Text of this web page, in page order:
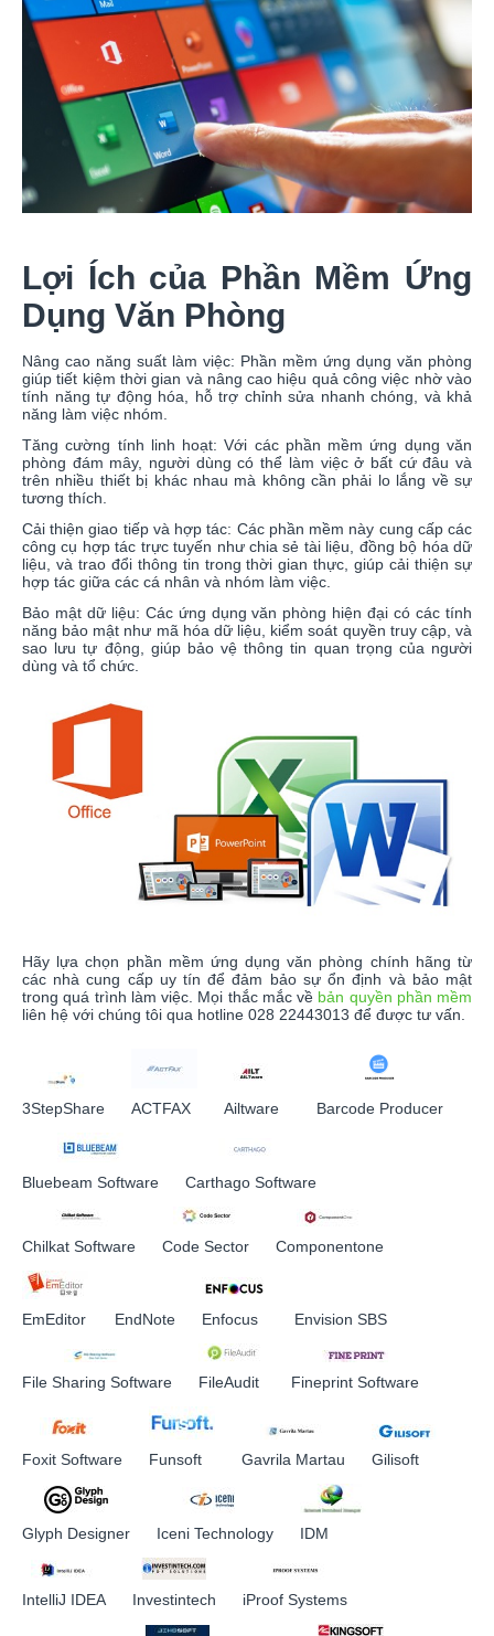
Lợi Ích của Phần Mềm Ứng
Dụng Văn Phòng
Nâng cao năng suất làm việc: Phần mềm ứng dụng văn phòng
giúp tiết kiệm thời gian và nâng cao hiệu quả công việc nhờ vào
tính năng tự động hóa, hỗ trợ chỉnh sửa nhanh chóng, và khả
năng làm việc nhóm.
Tăng cường tính linh hoạt: Với các phần mềm ứng dụng văn
phòng đám mây, người dùng có thể làm việc ở bất cứ đâu và
trên nhiều thiết bị khác nhau mà không cần phải lo lắng về sự
tương thích.
Cải thiện giao tiếp và hợp tác: Các phần mềm này cung cấp các
công cụ hợp tác trực tuyến như chia sẻ tài liệu, đồng bộ hóa dữ
liệu, và trao đổi thông tin trong thời gian thực, giúp cải thiện sự
hợp tác giữa các cá nhân và nhóm làm việc.
Bảo mật dữ liệu: Các ứng dụng văn phòng hiện đại có các tính
năng bảo mật như mã hóa dữ liệu, kiểm soát quyền truy cập, và
sao lưu tự động, giúp bảo vệ thông tin quan trọng của người
dùng và tổ chức.
Hãy lựa chọn phần mềm ứng dụng văn phòng chính hãng từ
các nhà cung cấp uy tín để đảm bảo sự ổn định và bảo mật
trong quá trình làm việc. Mọi thắc mắc về bản quyền phần mềm
liên hệ với chúng tôi qua hotline 028 22443013 để được tư vấn.
3StepShare ACTFAX Ailtware Barcode Producer
Bluebeam Software Carthago Software
Chilkat Software Code Sector Componentone
EmEditor EndNote Enfocus Envision SBS
File Sharing Software FileAudit Fineprint Software
Foxit Software Funsoft Gavrila Martau Gilisoft
Glyph Designer Iceni Technology IDM
IntelliJ IDEA Investintech iProof Systems